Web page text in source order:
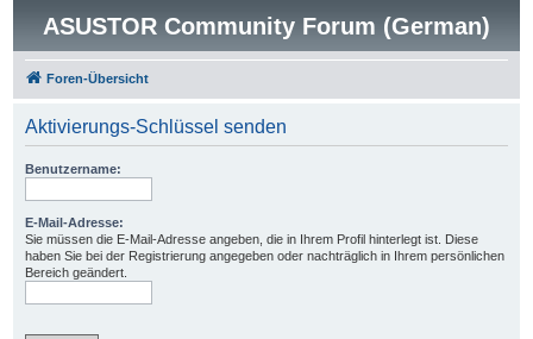
ASUSTOR Community Forum (German)
Foren-Übersicht
Aktivierungs-Schlüssel senden
Benutzername:
E-Mail-Adresse:
Sie müssen die E-Mail-Adresse angeben, die in Ihrem Profil hinterlegt ist. Diese
haben Sie bei der Registrierung angegeben oder nachträglich in Ihrem persönlichen
Bereich geändert.